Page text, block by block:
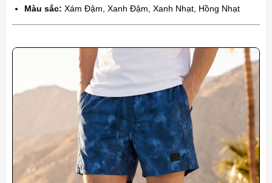
Màu sắc: Xám Đậm, Xanh Đậm, Xanh Nhạt, Hồng Nhạt